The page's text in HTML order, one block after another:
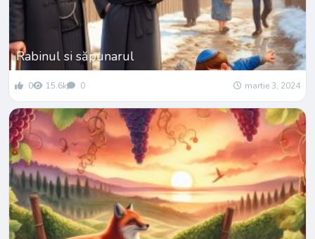
Rabinul si săpunarul
0 15.6k 0 martie 3, 2024